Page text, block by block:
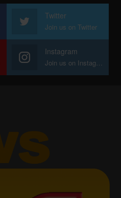
Twitter
Join us on Twitter
Instagram
Join us on Instagram